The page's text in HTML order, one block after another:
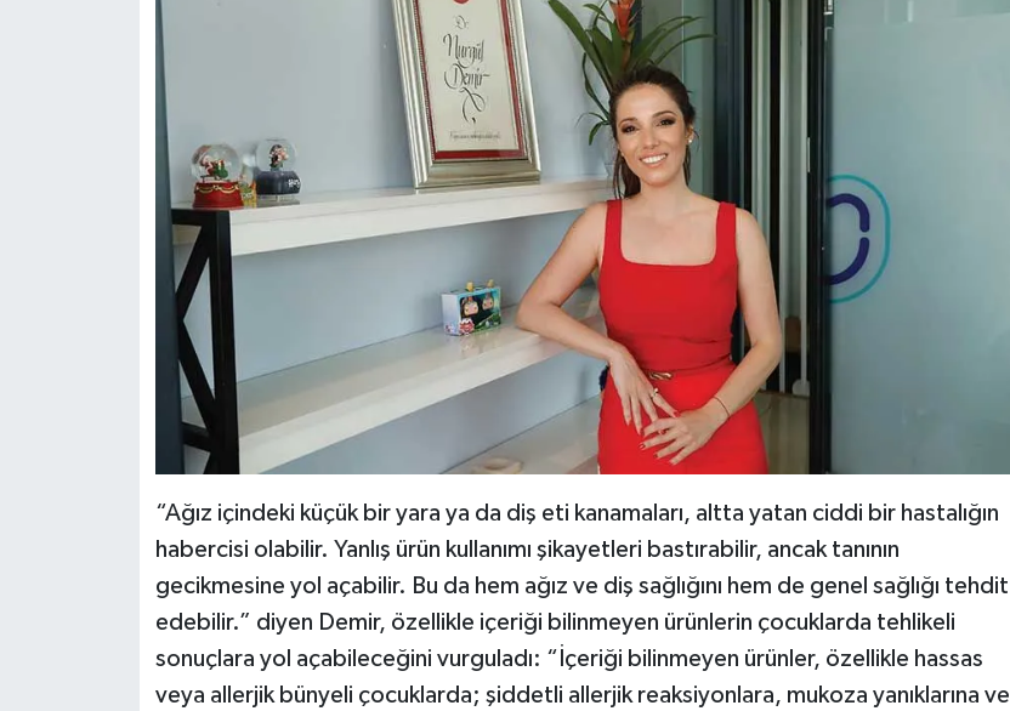
“Ağız içindeki küçük bir yara ya da diş eti kanamaları, altta yatan ciddi bir hastalığın
habercisi olabilir. Yanlış ürün kullanımı şikayetleri bastırabilir, ancak tanının
gecikmesine yol açabilir. Bu da hem ağız ve diş sağlığını hem de genel sağlığı tehdit
edebilir.” diyen Demir, özellikle içeriği bilinmeyen ürünlerin çocuklarda tehlikeli
sonuçlara yol açabileceğini vurguladı: “İçeriği bilinmeyen ürünler, özellikle hassas
veya allerjik bünyeli çocuklarda; şiddetli allerjik reaksiyonlara, mukoza yanıklarına ve